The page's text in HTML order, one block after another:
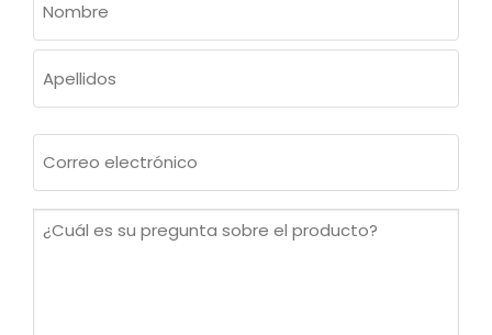
(OBLIGATORIO)
Nombre
electrónico
¿Cuál